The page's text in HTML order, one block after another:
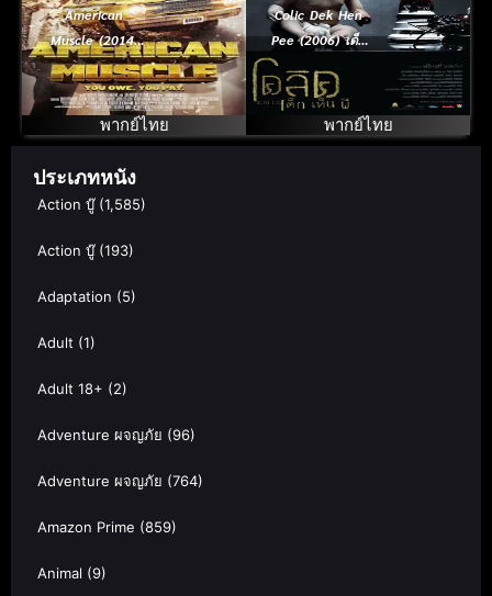
American
Muscle (2014)
คนดุยิงเดือด
พากย์ไทย
Colic Dek Hen
Pee (2006) เด็ก
พากย์ไทย
ประเภทหนัง
Action บู๊(1,585)
Action บู๊(193)
Adaptation (5)
Adult (1)
Adult 18+ (2)
Adventure ผจญภัย (96)
Adventure ผจญภัย (764)
Amazon Prime (859)
Animal (9)